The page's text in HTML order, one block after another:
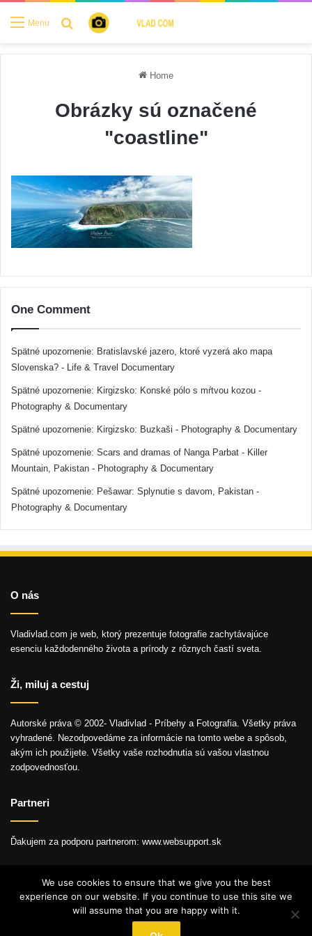
Menu Search for
Home
Obrázky sú označené
"coastline"
One Comment
Spätné upozornenie: Bratislavské jazero, ktoré vyzerá ako mapa
Slovenska? - Life & Travel Documentary
Spätné upozornenie: Kirgizsko: Konské pólo s mŕtvou kozou -
Photography & Documentary
Spätné upozornenie: Kirgizsko: Buzkaši - Photography & Documentary
Spätné upozornenie: Scars and dramas of Nanga Parbat - Killer
Mountain, Pakistan - Photography & Documentary
Spätné upozornenie: Pešawar: Splynutie s davom, Pakistan -
Photography & Documentary
O nás
Vladivlad.com je web, ktorý prezentuje fotografie zachytávajúce
esenciu každodenného života a prírody z rôznych častí sveta.
Ži, miluj a cestuj
Autorské práva © 2002- Vladivlad - Príbehy a Fotografia. Všetky práva
vyhradené. Nezodpovedáme za informácie na tomto webe a spôsob,
akým ich použijete. Všetky vaše rozhodnutia sú vašou vlastnou
zodpovednosťou.
Partneri
Ďakujem za podporu partnerom: www.websupport.sk
© Autorské práva2026, Všetky práva vyhradené.
YouTube
We use cookies to ensure that we give you the best
experience on our website. If you continue to use this site we
will assume that you are happy with it.